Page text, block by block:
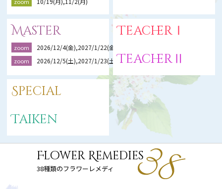
zoom
Master
zoom 2026/12/4(金),2027/1/22(金),2/19(金)
zoom 2026/12/5(土),2027/1/23(土),2/20(土)
TeacherⅠ
TeacherⅡ
Special
Taiken
Flower Remedies
38種類のフラワーレメディ